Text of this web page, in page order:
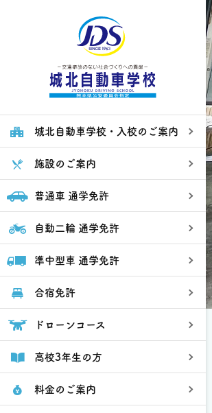
【公
式】
熊
本
運
転
免
許
る
な
ら、
城
北
自
動
車
城北自動車学校・入校のご案内
施設のご案内
普通車 通学免許
自動二輪 通学免許
準中型車 通学免許
合宿免許
ドローンコース
高校3年生の方
料金のご案内